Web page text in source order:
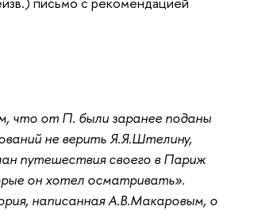
что от П. были заранее поданы
не верить Я.Я.Штелину,
путешествия своего в Париж
он хотел осматривать».
написанная А.В.Макаровым, о